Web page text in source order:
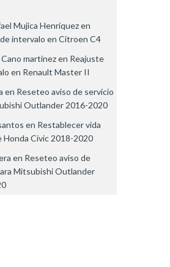
Mujica Henríquezen
intervalo en Citroen C4
Cano martinezen Reajuste
en Renault Master II
en Reseteo aviso de servicio
Outlander 2016-2020
en Restablecer vida
Honda Civic 2018-2020
en Reseteo aviso de
Mitsubishi Outlander